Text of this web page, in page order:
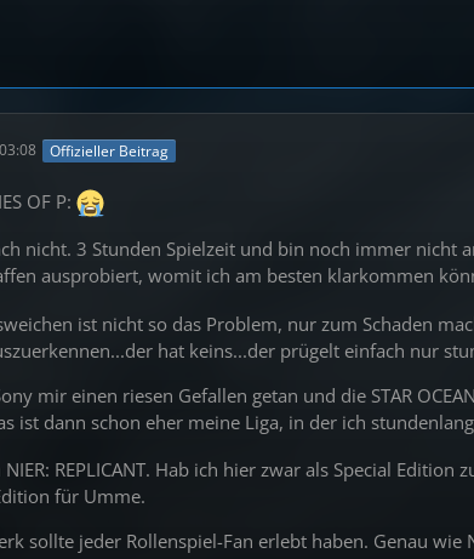
Offizieller Beitrag
OF P:
nicht. 3 Stunden Spielzeit und bin noch immer nicht
ausprobiert, womit ich am besten klarkommen
ist nicht so das Problem, nur zum Schaden
hat keins...der prügelt einfach nur
mir einen riesen Gefallen getan und die STAR
ist dann schon eher meine Liga, in der ich
REPLICANT. Hab ich hier zwar als Special
für Umme.
sollte jeder Rollenspiel-Fan erlebt haben. Genau wie